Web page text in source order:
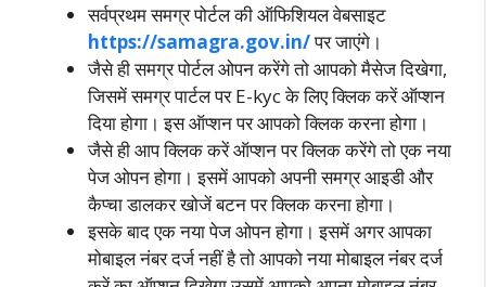
सर्वप्रथम समग्र पोर्टल की ऑफिशियल वेबसाइट
https://samagra.gov.in/पर जाएंगे।
जैसे ही समग्र पोर्टल ओपन करेंगे तो आपको मैसेज दिखेगा,
जिसमें समग्र पार्टल पर E-kyc के लिए क्लिक करें ऑप्‍शन
दिया होगा। इस ऑप्‍शन पर आपको क्लिक करना होगा।
जैसे ही आप क्लिक करें ऑप्‍शन पर क्लिक करेंगे तो एक नया
पेज ओपन होगा। इसमें आपको अपनी समग्र आइडी और
कैप्‍चा डालकर खोजें बटन पर क्लिक करना होगा।
इसके बाद एक नया पेज ओपन होगा। इसमें अगर आपका
मोबाइल नंबर दर्ज नहीं है तो आपको नया मोबाइल नंंबर दर्ज